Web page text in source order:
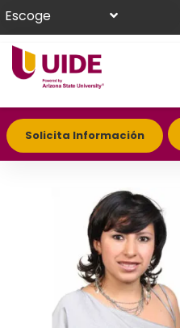
Escoge
Solicita Información